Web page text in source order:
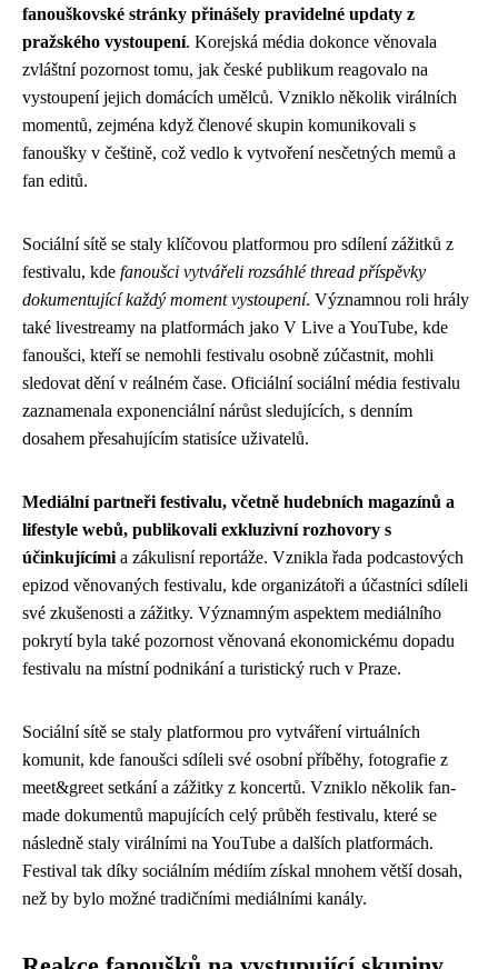
fanouškovské stránky přinášely pravidelné updaty z
pražského vystoupení. Korejská média dokonce věnovala
zvláštní pozornost tomu, jak české publikum reagovalo na
vystoupení jejich domácích umělců. Vzniklo několik virálních
momentů, zejména když členové skupin komunikovali s
fanoušky v češtině, což vedlo k vytvoření nesčetných memů a
fan editů.
Sociální sítě se staly klíčovou platformou pro sdílení zážitků z
festivalu, kde fanoušci vytvářeli rozsáhlé thread příspěvky
dokumentující každý moment vystoupení. Významnou roli hrály
také livestreamy na platformách jako V Live a YouTube, kde
fanoušci, kteří se nemohli festivalu osobně zúčastnit, mohli
sledovat dění v reálném čase. Oficiální sociální média festivalu
zaznamenala exponenciální nárůst sledujících, s denním
dosahem přesahujícím statisíce uživatelů.
Mediální partneři festivalu, včetně hudebních magazínů a
lifestyle webů, publikovali exkluzivní rozhovory s
účinkujícímia zákulisní reportáže. Vznikla řada podcastových
epizod věnovaných festivalu, kde organizátoři a účastníci sdíleli
své zkušenosti a zážitky. Významným aspektem mediálního
pokrytí byla také pozornost věnovaná ekonomickému dopadu
festivalu na místní podnikání a turistický ruch v Praze.
Sociální sítě se staly platformou pro vytváření virtuálních
komunit, kde fanoušci sdíleli své osobní příběhy, fotografie z
meet&greet setkání a zážitky z koncertů. Vzniklo několik fan-
made dokumentů mapujících celý průběh festivalu, které se
následně staly virálními na YouTube a dalších platformách.
Festival tak díky sociálním médiím získal mnohem větší dosah,
než by bylo možné tradičními mediálními kanály.